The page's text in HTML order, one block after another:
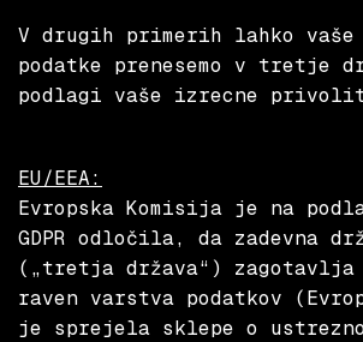
V drugih primerih lahko vaše
podatke prenesemo v tretje
podlagi vaše izrecne
EU/EEA:
Evropska Komisija je na
GDPR odločila, da zadevna
(„tretja država“) zagotavlja
raven varstva podatkov
je sprejela sklepe o